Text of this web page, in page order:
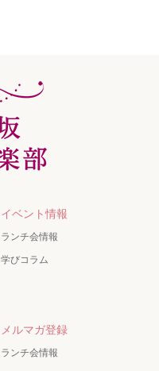
イベント情報
ランチ会情報
学びコラム
メルマガ登録
ランチ会情報